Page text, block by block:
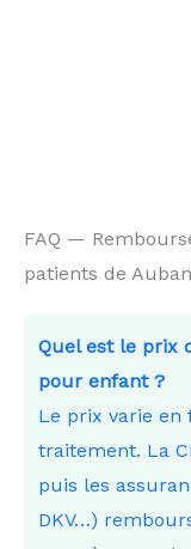
FAQ —
patients de
Quel est le prix
pour enfant ?
Le prix varie en
traitement. La
puis les
DKV…)